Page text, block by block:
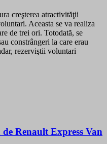
creşterea atractivităţii
Aceasta se va realiza
de trei ori. Totodată, se
constrângeri la care erau
rezerviştii voluntari
Renault Express Van